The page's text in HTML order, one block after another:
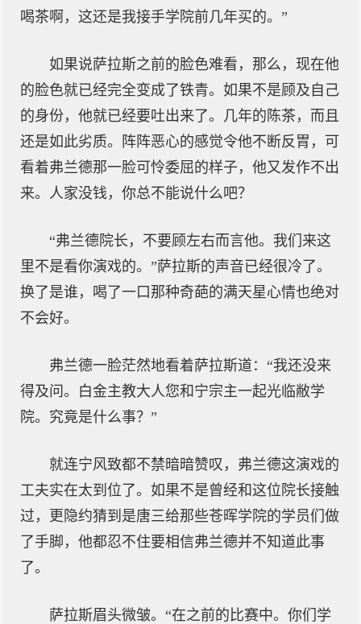
喝茶啊，这还是我接手学院前几年买的。”
如果说萨拉斯之前的脸色难看，那么，现在他
的脸色就已经完全变成了铁青。如果不是顾及自己
的身份，他就已经要吐出来了。几年的陈茶，而且
还是如此劣质。阵阵恶心的感觉令他不断反胃，可
看着弗兰德那一脸可怜委屈的样子，他又发作不出
来。人家没钱，你总不能说什么吧？
“弗兰德院长，不要顾左右而言他。我们来这
里不是看你演戏的。”萨拉斯的声音已经很冷了。
换了是谁，喝了一口那种奇葩的满天星心情也绝对
不会好。
弗兰德一脸茫然地看着萨拉斯道：“我还没来
得及问。白金主教大人您和宁宗主一起光临敝学
院。究竟是什么事？”
就连宁风致都不禁暗暗赞叹，弗兰德这演戏的
工夫实在太到位了。如果不是曾经和这位院长接触
过，更隐约猜到是唐三给那些苍晖学院的学员们做
了手脚，他都忍不住要相信弗兰德并不知道此事
了。
萨拉斯眉头微皱。“在之前的比赛中。你们学